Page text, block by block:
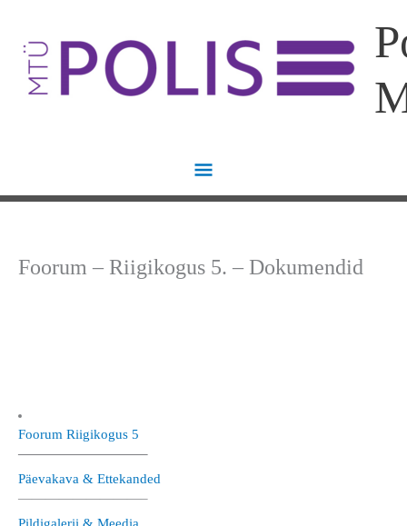
content
Menu
Foorum Riigikogus 5
—————————–
Päevakava & Ettekanded
—————————–
Foorum – Riigikogus 5. – Dokumendid